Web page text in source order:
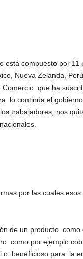
está compuesto por 11
Nueva Zelanda,
Comercio que ha
lo continúa el
trabajadores, nos
por las cuales
de un producto como
como por ejemplo
o beneficioso para la